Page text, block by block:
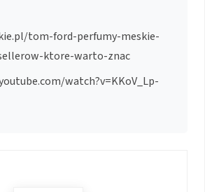
tom-ford-perfumy-meskie-
ktore-warto-znac
watch?v=KKoV_Lp-